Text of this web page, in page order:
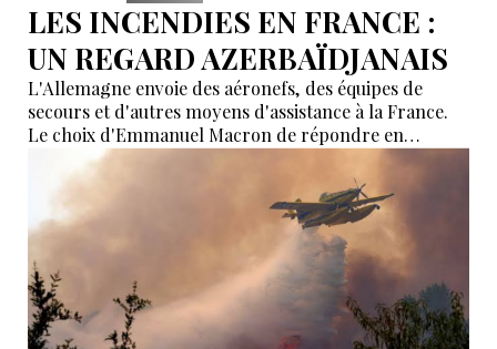
LES INCENDIES EN FRANCE :
UN REGARD AZERBAÏDJANAIS
L'Allemagne envoie des aéronefs, des équipes de
secours et d'autres moyens d'assistance à la France.
Le choix d'Emmanuel Macron de répondre en
allemand a eu une portée symbolique.